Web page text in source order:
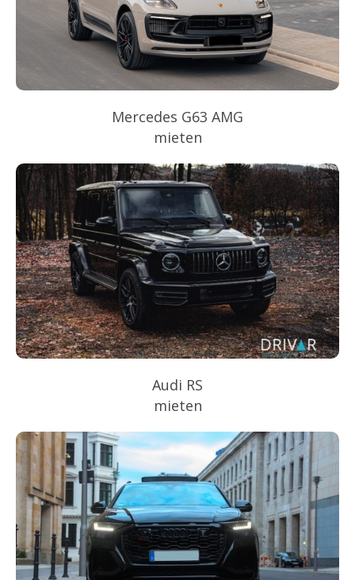
Mercedes G63 AMG
mieten
Audi RS
mieten